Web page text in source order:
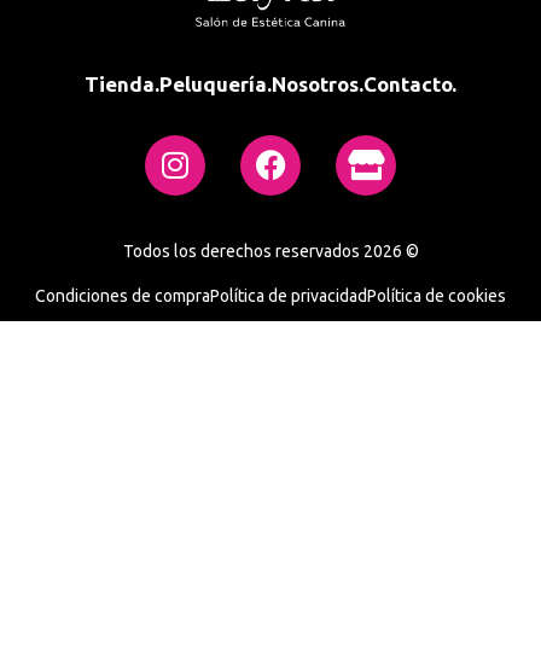
Tienda.Peluquería.Nosotros.Contacto.
Todos los derechos reservados 2026 ©
Condiciones de compraPolítica de privacidadPolítica de cookies